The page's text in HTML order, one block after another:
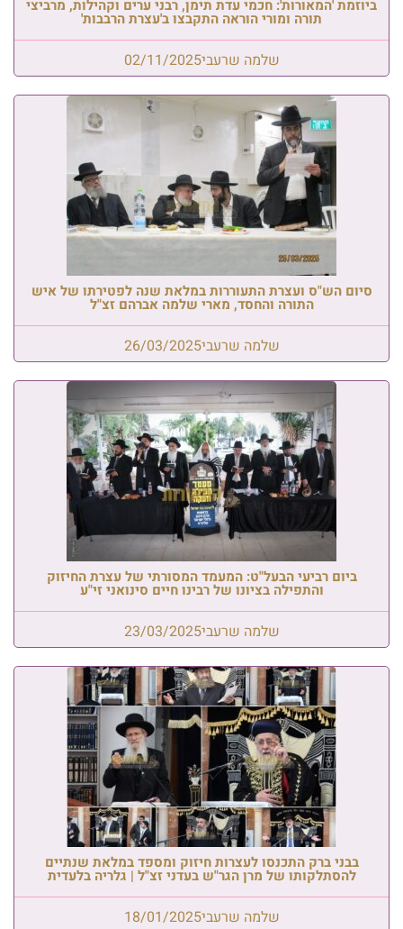
ביוזמת 'המאורות': חכמי עדת תימן, רבני ערים וקהילות, מרביצי
תורה ומורי הוראה התקבצו ב'עצרת הרבבות'
שלמה שרעבי02/11/2025
סיום הש"ס ועצרת התעוררות במלאת שנה לפטירתו של איש
התורה והחסד, מארי שלמה אברהם זצ"ל
שלמה שרעבי26/03/2025
ביום רביעי הבעל"ט: המעמד המסורתי של עצרת החיזוק
והתפילה בציונו של רבינו חיים סינואני זי"ע
שלמה שרעבי23/03/2025
בבני ברק התכנסו לעצרות חיזוק ומספד במלאת שנתיים
להסתלקותו של מרן הגר"ש בעדני זצ"ל | גלריה בלעדית
שלמה שרעבי18/01/2025